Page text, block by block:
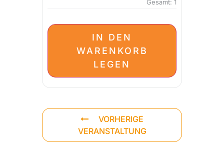
Gesamt: 1
IN DEN
WARENKORB
LEGEN
VORHERIGE
VERANSTALTUNG